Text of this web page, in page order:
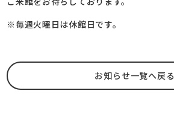
※毎週火曜日は休館日です。
お知らせ一覧へ戻る